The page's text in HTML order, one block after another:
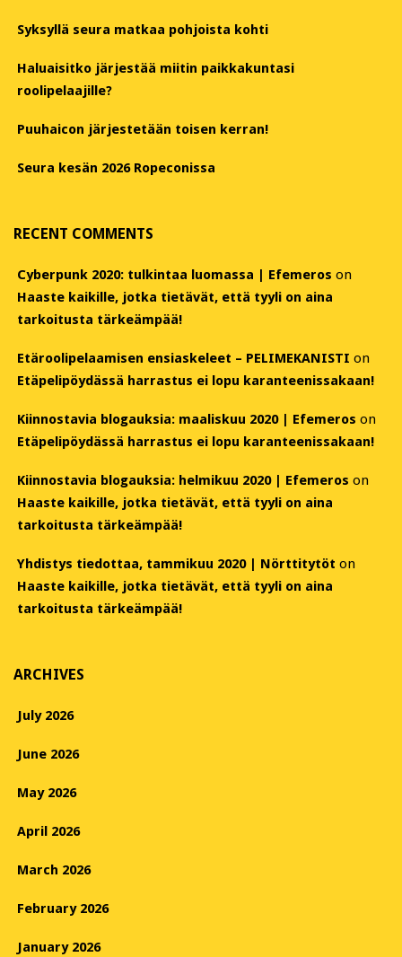
Syksyllä seura matkaa pohjoista kohti
Haluaisitko järjestää miitin paikkakuntasi
roolipelaajille?
Puuhaicon järjestetään toisen kerran!
Seura kesän 2026 Ropeconissa
RECENT COMMENTS
Cyberpunk 2020: tulkintaa luomassa | Efemeros on
Haaste kaikille, jotka tietävät, että tyyli on aina
tarkoitusta tärkeämpää!
Etäroolipelaamisen ensiaskeleet – PELIMEKANISTI on
Etäpelipöydässä harrastus ei lopu karanteenissakaan!
Kiinnostavia blogauksia: maaliskuu 2020 | Efemeros on
Etäpelipöydässä harrastus ei lopu karanteenissakaan!
Kiinnostavia blogauksia: helmikuu 2020 | Efemeros on
Haaste kaikille, jotka tietävät, että tyyli on aina
tarkoitusta tärkeämpää!
Yhdistys tiedottaa, tammikuu 2020 | Nörttitytöt on
Haaste kaikille, jotka tietävät, että tyyli on aina
tarkoitusta tärkeämpää!
ARCHIVES
July 2026
June 2026
May 2026
April 2026
March 2026
February 2026
January 2026